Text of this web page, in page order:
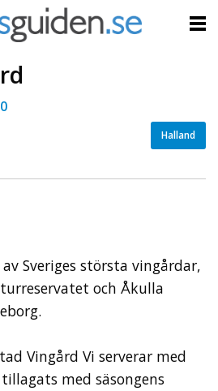
Halland
Sveriges största vingårdar,
och Åkulla
Vingård Vi serverar med
med säsongens